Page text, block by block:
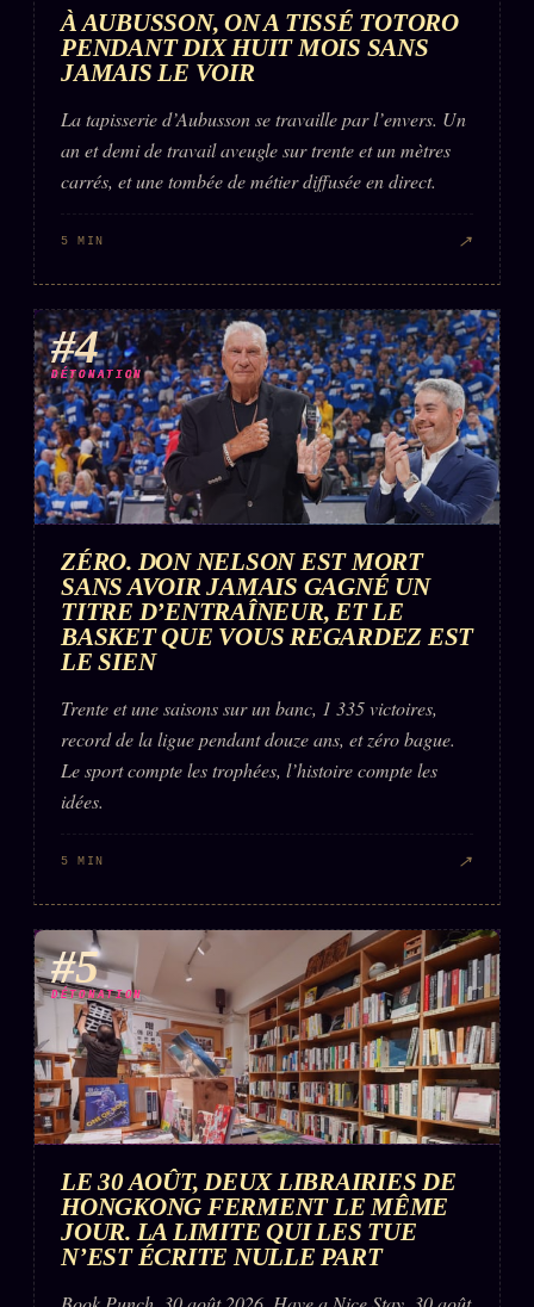
À AUBUSSON, ON A TISSÉ TOTORO
PENDANT DIX HUIT MOIS SANS
JAMAIS LE VOIR
La tapisserie d’Aubusson se travaille par l’envers. Un
an et demi de travail aveugle sur trente et un mètres
carrés, et une tombée de métier diffusée en direct.
5 MIN ↗
#4
DÉTONATION
ZÉRO. DON NELSON EST MORT
SANS AVOIR JAMAIS GAGNÉ UN
TITRE D’ENTRAÎNEUR, ET LE
BASKET QUE VOUS REGARDEZ EST
LE SIEN
Trente et une saisons sur un banc, 1 335 victoires,
record de la ligue pendant douze ans, et zéro bague.
Le sport compte les trophées, l’histoire compte les
idées.
5 MIN ↗
#5
DÉTONATION
LE 30 AOÛT, DEUX LIBRAIRIES DE
HONGKONG FERMENT LE MÊME
JOUR. LA LIMITE QUI LES TUE
N’EST ÉCRITE NULLE PART